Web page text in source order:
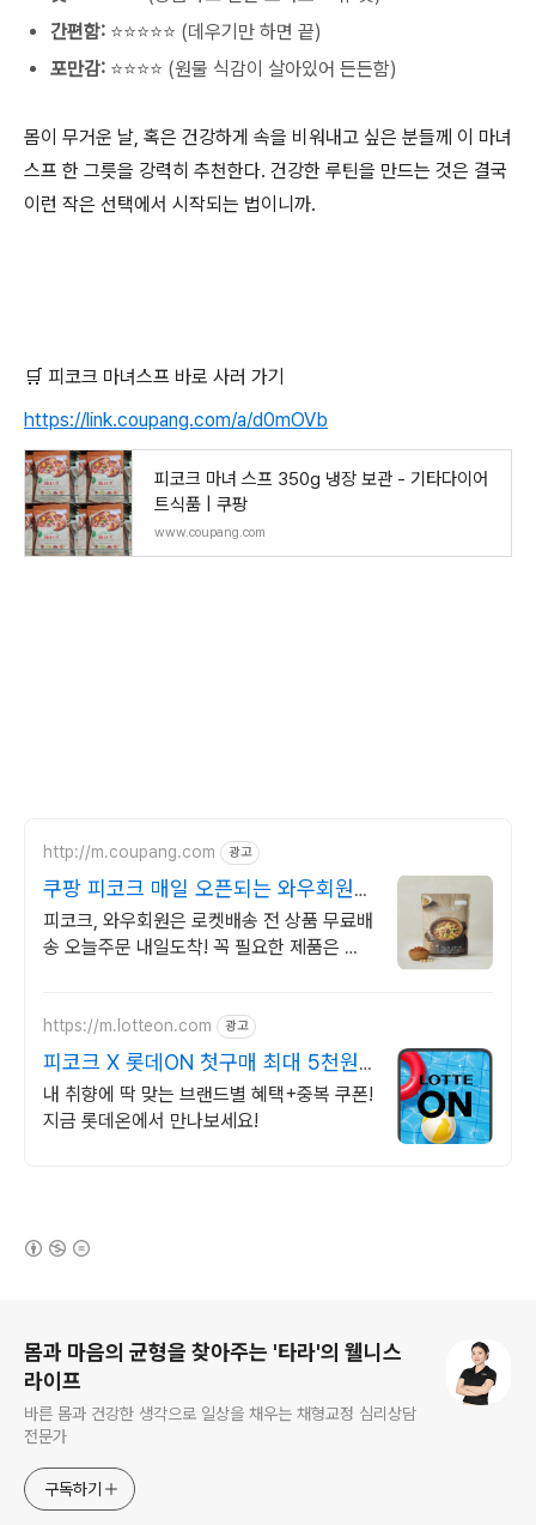
간편함: ⭐⭐⭐⭐⭐ (데우기만 하면 끝)
포만감: ⭐⭐⭐⭐ (원물 식감이 살아있어 든든함)
몸이 무거운 날, 혹은 건강하게 속을 비워내고 싶은 분들께 이 마녀
스프 한 그릇을 강력히 추천한다. 건강한 루틴을 만드는 것은 결국
이런 작은 선택에서 시작되는 법이니까.
🛒 피코크 마녀스프 바로 사러 가기
https://link.coupang.com/a/d0mOVb
피코크 마녀 스프 350g 냉장 보관 - 기타다이어
트식품 | 쿠팡
www.coupang.com
http://m.coupang.com 광고
쿠팡 피코크 매일 오픈되는 와우회원
특가
피코크, 와우회원은 로켓배송 전 상품 무료배
송 오늘주문 내일도착! 꼭 필요한 제품은 쿠
https://m.lotteon.com 광고
피코크 X 롯데ON 첫구매 최대 5천원
혜택!
내 취향에 딱 맞는 브랜드별 혜택+중복 쿠폰!
지금 롯데온에서 만나보세요!
몸과 마음의 균형을 찾아주는 '타라'의 웰니스
라이프
바른 몸과 건강한 생각으로 일상을 채우는 채형교정 심리상담
전문가
구독하기